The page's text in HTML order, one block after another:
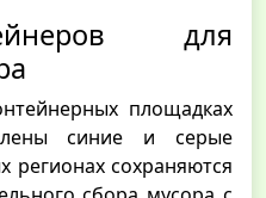
для
площадках
синие и серые
регионах сохраняются